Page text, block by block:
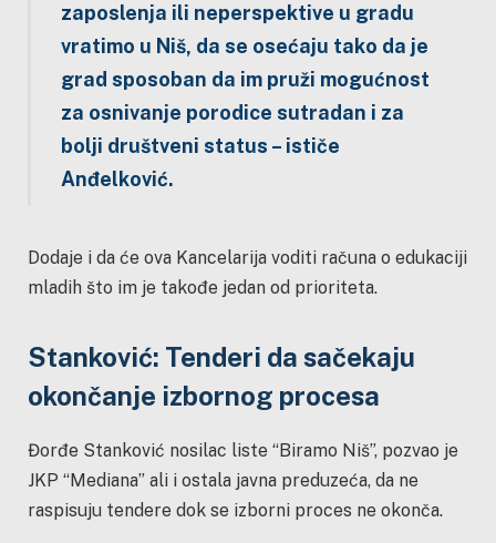
zaposlenja ili neperspektive u gradu
vratimo u Niš, da se osećaju tako da je
grad sposoban da im pruži mogućnost
za osnivanje porodice sutradan i za
bolji društveni status – ističe
Anđelković.
Dodaje i da će ova Kancelarija voditi računa o edukaciji
mladih što im je takođe jedan od prioriteta.
Stanković: Tenderi da sačekaju
okončanje izbornog procesa
Đorđe Stanković nosilac liste “Biramo Niš”, pozvao je
JKP “Mediana” ali i ostala javna preduzeća, da ne
raspisuju tendere dok se izborni proces ne okonča.